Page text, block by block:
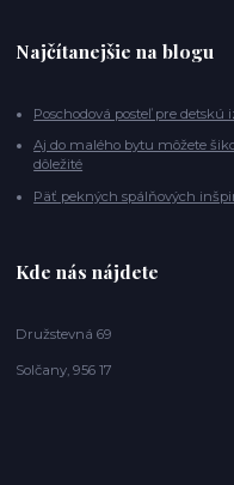
Najčítanejšie na blogu
Poschodová posteľ pre
Aj do malého bytu môžete
dôležité
Päť pekných spálňových
Kde nás nájdete
Družstevná 69
Solčany, 956 17